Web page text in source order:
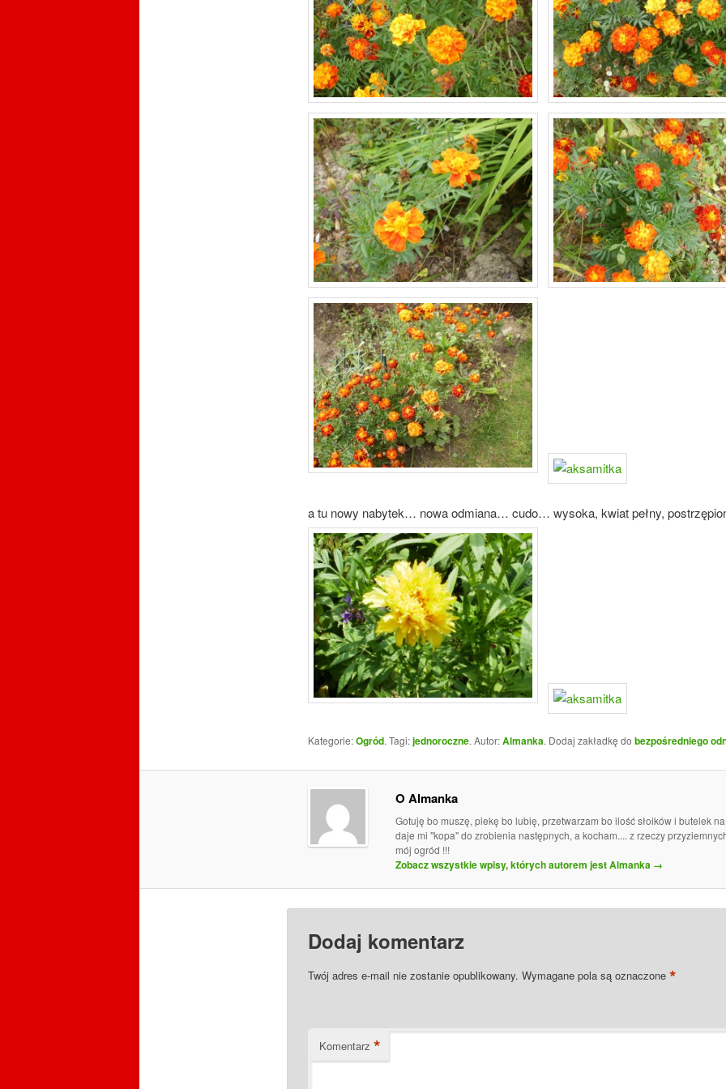
a tu nowy nabytek… nowa odmiana… cudo… wysoka, kwiat pełny,
Kategorie:Ogród. Tagi:jednoroczne. Autor:Almanka. Dodaj zakładkę do bezpośredniego
O Almanka
Gotuję bo muszę, piekę bo lubię, przetwarzam bo ilość słoików i butelek
daje mi "kopa" do zrobienia następnych, a kocham.... z rzeczy
mój ogród !!!
Zobacz wszystkie wpisy, których autorem jest Almanka →
Dodaj komentarz
Twój adres e-mail nie zostanie opublikowany. Wymagane pola są oznaczone *
Komentarz *